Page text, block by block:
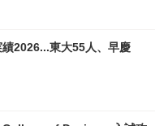
2026...東大55人、早慶